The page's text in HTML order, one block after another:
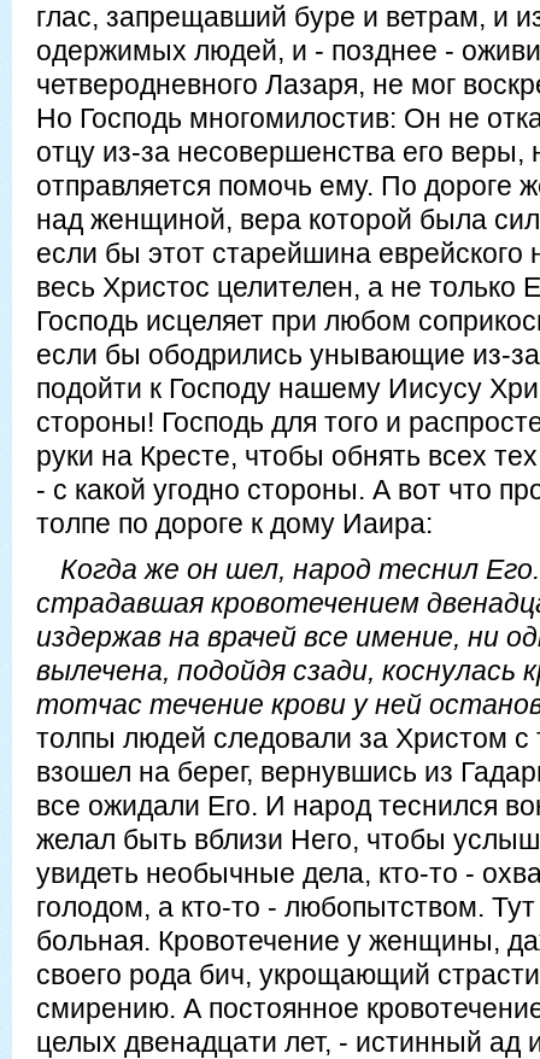
глас, запрещавший буре и ветрам, и
одержимых людей, и - позднее -
четверодневного Лазаря, не мог
Но Господь многомилостив: Он не
отцу из-за несовершенства его веры,
отправляется помочь ему. По дороге
над женщиной, вера которой была
если бы этот старейшина еврейского
весь Христос целителен, а не только
Господь исцеляет при любом
если бы ободрились унывающие из-за
подойти к Господу нашему Иисусу
стороны! Господь для того и
руки на Кресте, чтобы обнять всех
- с какой угодно стороны. А вот что
толпе по дороге к дому Иаира:
Когда же он шел, народ теснил
страдавшая кровотечением
издержав на врачей все имение, ни
вылечена, подойдя сзади, коснулась
тотчас течение крови у ней
толпы людей следовали за Христом с
взошел на берег, вернувшись из
все ожидали Его. И народ теснился
желал быть вблизи Него, чтобы
увидеть необычные дела, кто-то -
голодом, а кто-то - любопытством.
больная. Кровотечение у женщины,
своего рода бич, укрощающий
смирению. А постоянное
целых двенадцати лет, - истинный ад